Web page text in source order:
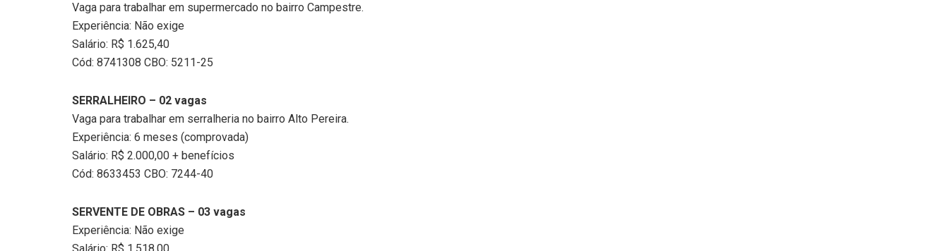
Vaga para trabalhar em supermercado no bairro Campestre.
Experiência: Não exige
Salário: R$ 1.625,40
Cód: 8741308 CBO: 5211-25
SERRALHEIRO – 02 vagas
Vaga para trabalhar em serralheria no bairro Alto Pereira.
Experiência: 6 meses (comprovada)
Salário: R$ 2.000,00 + benefícios
Cód: 8633453 CBO: 7244-40
SERVENTE DE OBRAS – 03 vagas
Experiência: Não exige